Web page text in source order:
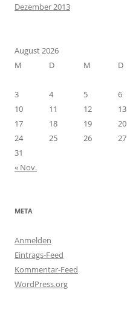
Dezember 2013
August 2026
M
D M D
3
4 5 6
10
11 12 13
17
18 19 20
24
25 26 27
31
« Nov.
META
Anmelden
Eintrags-Feed
Kommentar-Feed
WordPress.org